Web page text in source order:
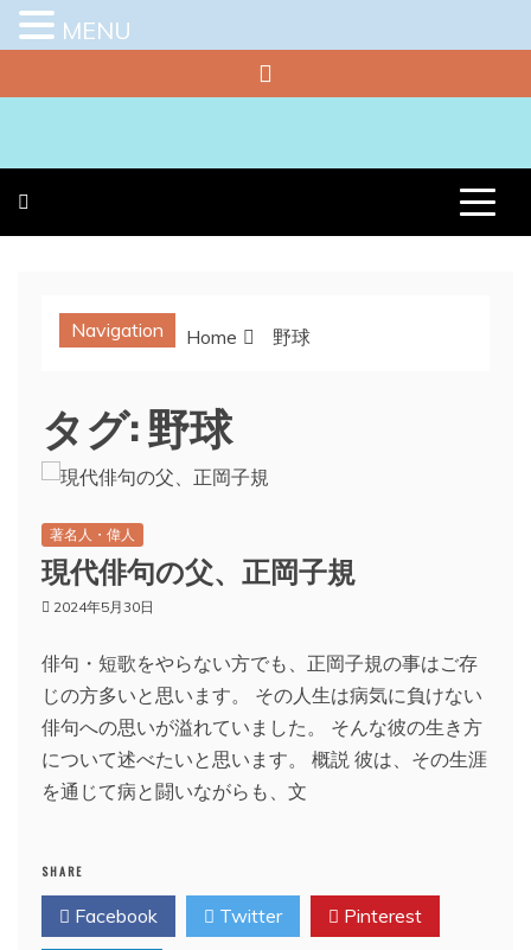
to
Navigation Home 野球
タグ:野球
著名人・偉人
現代俳句の父、正岡子規
2024年5月30日
俳句・短歌をやらない方でも、正岡子規の事はご存
じの方多いと思います。 その人生は病気に負けない
俳句への思いが溢れていました。 そんな彼の生き方
について述べたいと思います。 概説 彼は、その生涯
を通じて病と闘いながらも、文
SHARE
Facebook Twitter Pinterest
MENU